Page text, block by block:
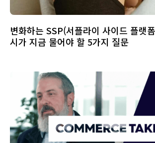
변화하는 SSP(서플라이 사이드 플랫
시가 지금 물어야 할 5가지 질문